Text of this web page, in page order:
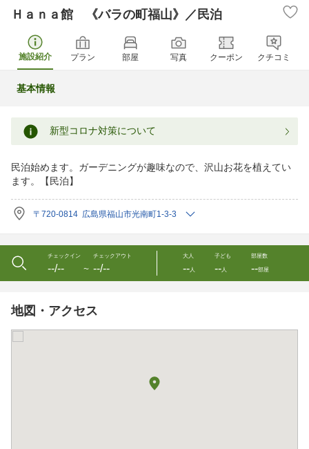
Ｈａｎａ館 《バラの町福山》／民泊
施設紹介 プラン 部屋 写真 クーポン クチコミ
基本情報
新型コロナ対策について
民泊始めます。ガーデニングが趣味なので、沢山お花を植えてい
ます。【民泊】
〒720-0814 広島県福山市光南町1-3-3
チェックイン
--/-- 〜
チェックアウト
--/--
大人
--人
子ども
--人
部屋数
--部屋
地図・アクセス